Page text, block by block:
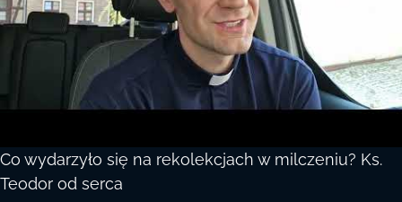
Co wydarzyło się na rekolekcjach w milczeniu? Ks.
Teodor od serca